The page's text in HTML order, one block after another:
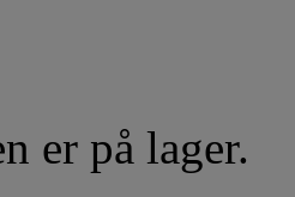
er på lager.